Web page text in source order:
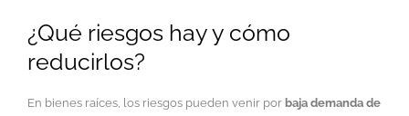
¿Qué riesgos hay y cómo
reducirlos?
En bienes raíces, los riesgos pueden venir por baja demanda de